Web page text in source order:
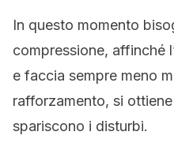
In questo momento
compressione, affinché
e faccia sempre meno
rafforzamento, si
spariscono i disturbi.